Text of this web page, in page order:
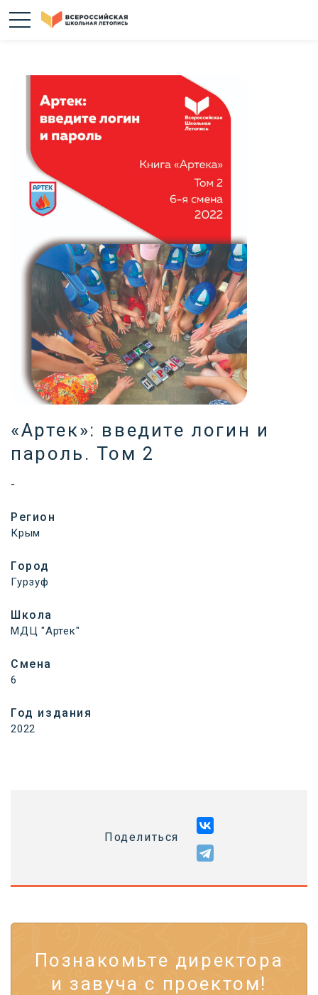
«Артек»: введите логин и
пароль. Том 2
-
Регион
Крым
Город
Гурзуф
Школа
МДЦ "Артек"
Смена
6
Год издания
2022
Поделиться
Познакомьте директора
и завуча с проектом!